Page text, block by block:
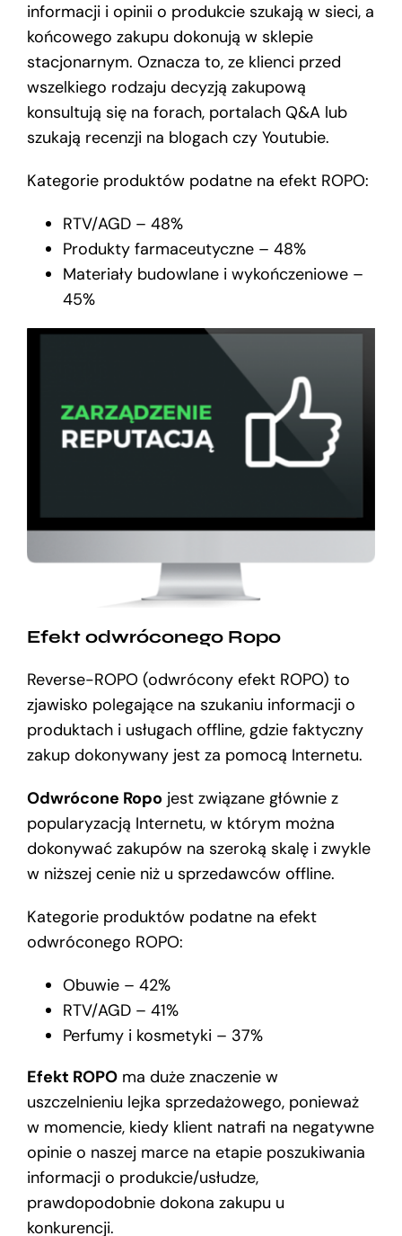
informacji i opinii o produkcie szukają w sieci, a
końcowego zakupu dokonują w sklepie
stacjonarnym. Oznacza to, ze klienci przed
wszelkiego rodzaju decyzją zakupową
konsultują się na forach, portalach Q&A lub
szukają recenzji na blogach czy Youtubie.
Kategorie produktów podatne na efekt ROPO:
RTV/AGD – 48%
Produkty farmaceutyczne – 48%
Materiały budowlane i wykończeniowe –
45%
Efekt odwróconego Ropo
Reverse-ROPO (odwrócony efekt ROPO) to
zjawisko polegające na szukaniu informacji o
produktach i usługach offline, gdzie faktyczny
zakup dokonywany jest za pomocą Internetu.
Odwrócone Ropo jest związane głównie z
popularyzacją Internetu, w którym można
dokonywać zakupów na szeroką skalę i zwykle
w niższej cenie niż u sprzedawców offline.
Kategorie produktów podatne na efekt
odwróconego ROPO:
Obuwie – 42%
RTV/AGD – 41%
Perfumy i kosmetyki – 37%
Efekt ROPOma duże znaczenie w
uszczelnieniu lejka sprzedażowego, ponieważ
w momencie, kiedy klient natrafi na negatywne
opinie o naszej marce na etapie poszukiwania
informacji o produkcie/usłudze,
prawdopodobnie dokona zakupu u
konkurencji.